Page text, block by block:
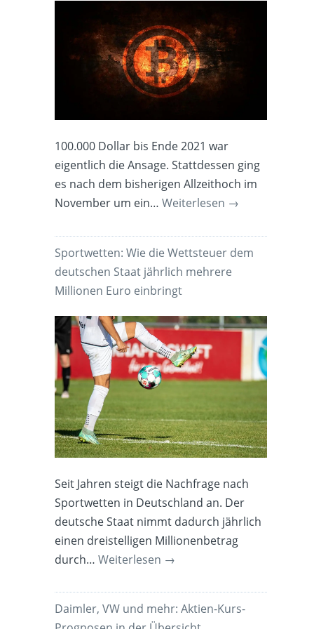
100.000 Dollar bis Ende 2021 war
eigentlich die Ansage. Stattdessen ging
es nach dem bisherigen Allzeithoch im
November um ein…Weiterlesen →
Sportwetten: Wie die Wettsteuer dem
deutschen Staat jährlich mehrere
Millionen Euro einbringt
Seit Jahren steigt die Nachfrage nach
Sportwetten in Deutschland an. Der
deutsche Staat nimmt dadurch jährlich
einen dreistelligen Millionenbetrag
durch…Weiterlesen →
Daimler, VW und mehr: Aktien-Kurs-